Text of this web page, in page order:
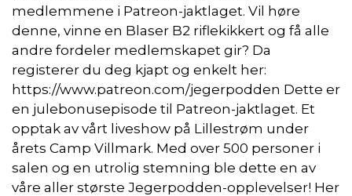
medlemmene i Patreon-jaktlaget. Vil høre
denne, vinne en Blaser B2 riflekikkert og få alle
andre fordeler medlemskapet gir? Da
registerer du deg kjapt og enkelt her:
https://www.patreon.com/jegerpodden Dette er
en julebonusepisode til Patreon-jaktlaget. Et
opptak av vårt liveshow på Lillestrøm under
årets Camp Villmark. Med over 500 personer i
salen og en utrolig stemning ble dette en av
våre aller største Jegerpodden-opplevelser! Her